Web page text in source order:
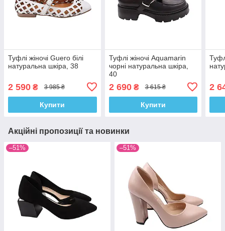
Туфлі жіночі Guero білі
натуральна шкіра, 38
2 590 ₴ 3 985 ₴
Купити
Туфлі жіночі Aquamarin
чорні натуральна шкіра,
40
2 690₴ 3 615 ₴
Купити
2
Акційні пропозиції та новинки
–51% –51%